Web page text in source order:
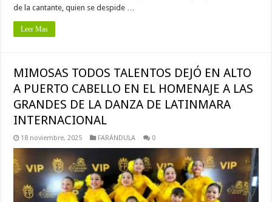
de la cantante, quien se despide …
Leer Mas
MIMOSAS TODOS TALENTOS DEJÓ EN ALTO
A PUERTO CABELLO EN EL HOMENAJE A LAS
GRANDES DE LA DANZA DE LATINMARA
INTERNACIONAL
18 noviembre, 2025 FARÁNDULA 0